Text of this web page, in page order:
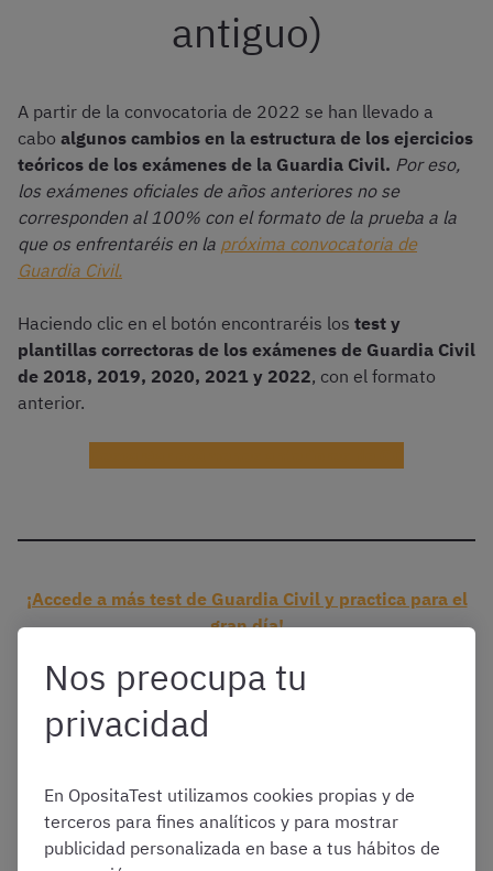
antiguo)
A partir de la convocatoria de 2022 se han llevado a
cabo algunos cambios en la estructura de los ejercicios
teóricos de los exámenes de la Guardia Civil. Por eso,
los exámenes oficiales de años anteriores no se
corresponden al 100% con el formato de la prueba a la
que os enfrentaréis en la próxima convocatoria de
Guardia Civil.
Haciendo clic en el botón encontraréis los test y
plantillas correctoras de los exámenes de Guardia Civil
de 2018, 2019, 2020, 2021 y 2022, con el formato
anterior.
¡Accede a más test de Guardia Civil y practica para el
gran día!
Info de las plantillas correctoras
Nos preocupa tu
privacidad
En OpositaTest utilizamos cookies propias y de
terceros para fines analíticos y para mostrar
publicidad personalizada en base a tus hábitos de